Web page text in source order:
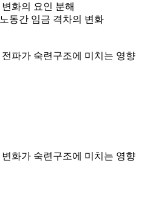
화의 요인 분해
동간 임금 격차의 변화
파가 숙련구조에 미치는 영향
화가 숙련구조에 미치는 영향